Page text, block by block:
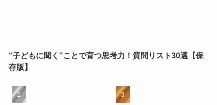
“子どもに聞く”ことで育つ思考力！質問リスト30選【保
存版】